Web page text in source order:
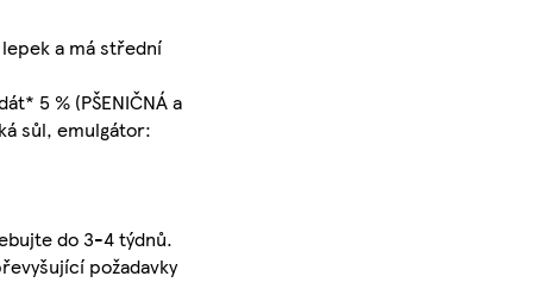
a má střední
5 % (PŠENIČNÁ a
sůl, emulgátor:
do 3-4 týdnů.
požadavky